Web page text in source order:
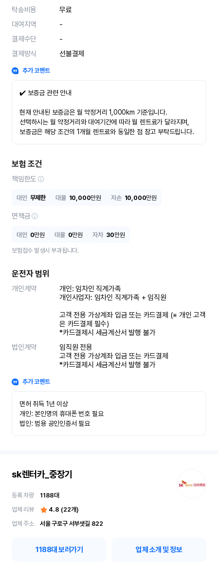
탁송비용
무료
대여지역
-
결제수단
-
결제방식
선불결제
추가 코멘트
✔️ 보증금 관련 안내
현재 안내된 보증금은 월 약정거리 1,000km 기준입니다.
선택하시는 월 약정거리와 대여기간에 따라 월 렌트료가 달라지며,
보증금은 해당 조건의 1개월 렌트료와 동일한 점 참고 부탁드립니다.
보험 조건
책임한도
대인 무제한 대물 10,000만원 자손 10,000만원
면책금
대인 0만원 대물 0만원 자차 30만원
보험접수 발생시 부과됩니다.
운전자 범위
개인계약
개인: 임차인 직계가족
개인사업자: 임차인 직계가족 + 임직원
고객 전용 가상계좌 입금 또는 카드결제 (※ 개인 고객
은 카드결제 필수)
*카드결제시 세금계산서 발행 불가
법인계약
임직원 전용
고객 전용 가상계좌 입금 또는 카드결제
*카드결제시 세금계산서 발행 불가
추가 코멘트
면허 취득 1년 이상
개인: 본인명의 휴대폰 번호 필요
법인: 범용 공인인증서 필요
sk렌터카_중장기
등록 차량 1188대
업체 리뷰
4.8 (22개)
업체 주소
서울 구로구 서부샛길 822
1188대 보러가기 업체 소개 및 정보